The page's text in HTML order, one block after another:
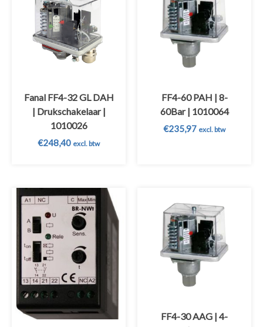
Fanal FF4-32 GL DAH
| Drukschakelaar |
1010026
€248,40 excl. btw
FF4-60 PAH | 8-
60Bar | 1010064
€235,97 excl. btw
FF4-30 AAG | 4-